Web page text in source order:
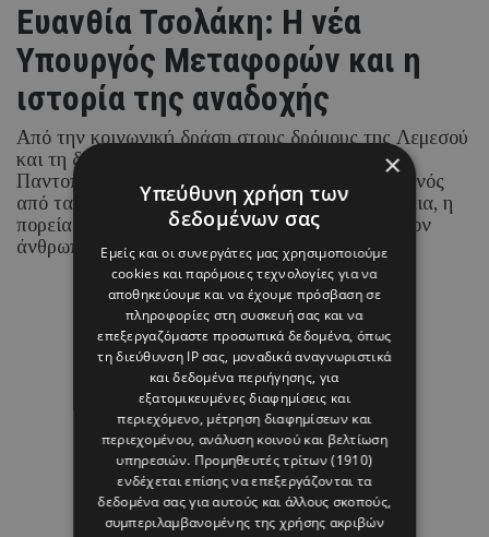
Ευανθία Τσολάκη: Η νέα
Υπουργός Μεταφορών και η
ιστορία της αναδοχής
Από την κοινωνική δράση στους δρόμους της Λεμεσού
και τη δημιουργία του πρώτου Κοινωνικού
Παντοπωλείου της Κύπρου μέχρι την ανάληψη ενός
από τα πιο απαιτητικά κυβερνητικά χαρτοφυλάκια, η
πορεία της νέας Υπουργού έχει στο επίκεντρο τον
άνθρωπο.
05 ΑΥΓΟΥΣΤΟΥ 26 - 15:14
Μαρία Καραμάνου
×
Υπεύθυνη χρήση των
δεδομένων σας
Εμείς και οι συνεργάτες μας χρησιμοποιούμε
cookies και παρόμοιες τεχνολογίες για να
αποθηκεύουμε και να έχουμε πρόσβαση σε
πληροφορίες στη συσκευή σας και να
επεξεργαζόμαστε προσωπικά δεδομένα, όπως
τη διεύθυνση IP σας, μοναδικά αναγνωριστικά
και δεδομένα περιήγησης, για
εξατομικευμένες διαφημίσεις και
περιεχόμενο, μέτρηση διαφημίσεων και
περιεχομένου, ανάλυση κοινού και βελτίωση
υπηρεσιών. Προμηθευτές τρίτων (1910)
ενδέχεται επίσης να επεξεργάζονται τα
δεδομένα σας για αυτούς και άλλους σκοπούς,
συμπεριλαμβανομένης της χρήσης ακριβών